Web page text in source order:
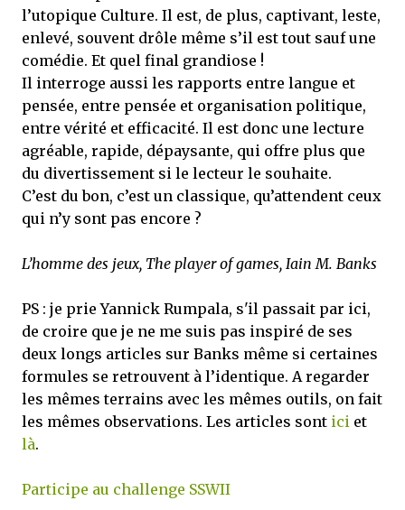
l’utopique Culture. Il est, de plus, captivant, leste,
enlevé, souvent drôle même s’il est tout sauf une
comédie. Et quel final grandiose !
Il interroge aussi les rapports entre langue et
pensée, entre pensée et organisation politique,
entre vérité et efficacité. Il est donc une lecture
agréable, rapide, dépaysante, qui offre plus que
du divertissement si le lecteur le souhaite.
C’est du bon, c’est un classique, qu’attendent ceux
qui n’y sont pas encore ?
L’homme des jeux, The player of games, Iain M. Banks
PS : je prie Yannick Rumpala, s'il passait par ici,
de croire que je ne me suis pas inspiré de ses
deux longs articles sur Banks même si certaines
formules se retrouvent à l’identique. A regarder
les mêmes terrains avec les mêmes outils, on fait
les mêmes observations. Les articles sont ici et
là.
Participe au challenge SSWII